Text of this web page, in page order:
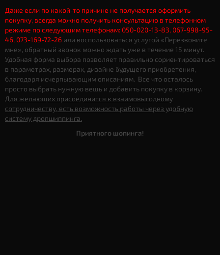
Даже если по какой-то причине не получается оформить
покупку, всегда можно получить консультацию в телефонном
режиме по следующим телефонам: 050-020-13-83, 067-998-95-
46, 073-169-72-26 или воспользоваться услугой «Перезвоните
мне», обратный звонок можно ждать уже в течение 15 минут.
Удобная форма выбора позволяет правильно сориентироваться
в параметрах, размерах, дизайне будущего приобретения,
благодаря исчерпывающим описаниям. Все что осталось
просто выбрать нужную вещь и добавить покупку в корзину.
Для желающих присоединится к взаимовыгодному
сотрудничеству, есть возможность работы через удобную
систему дропшиппинга.
Приятного шопинга!